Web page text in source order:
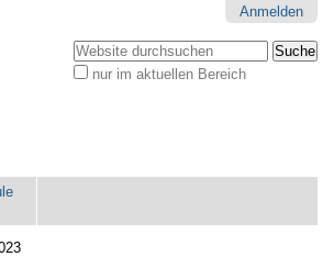
Anmelden
Website durchsuchen
nur im aktuellen Bereich